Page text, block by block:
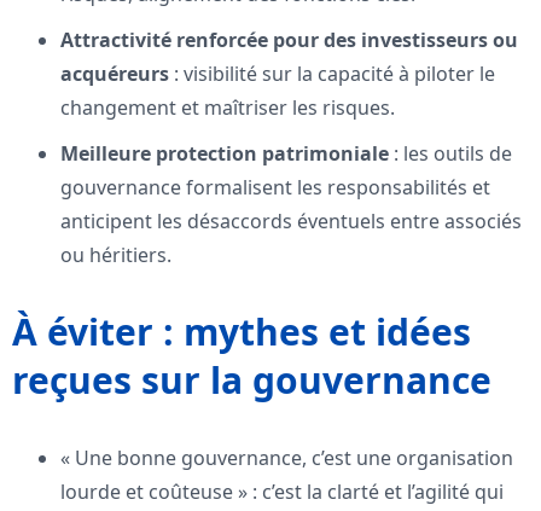
Attractivité renforcée pour des investisseurs ou
acquéreurs : visibilité sur la capacité à piloter le
changement et maîtriser les risques.
Meilleure protection patrimoniale : les outils de
gouvernance formalisent les responsabilités et
anticipent les désaccords éventuels entre associés
ou héritiers.
À éviter : mythes et idées
reçues sur la gouvernance
« Une bonne gouvernance, c’est une organisation
lourde et coûteuse » : c’est la clarté et l’agilité qui